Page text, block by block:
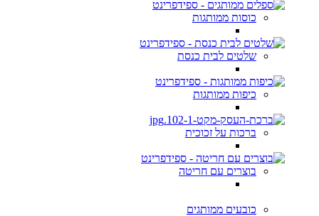
כוסות ממותגות
שלטים לבית כנסת
כיפות ממותגות
ברכות על זכוכית
בוצרים עם חריטה
כובעים ממותגים